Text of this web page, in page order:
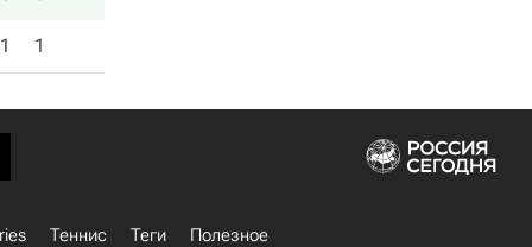
1 1
Теннис Теги
Полезное